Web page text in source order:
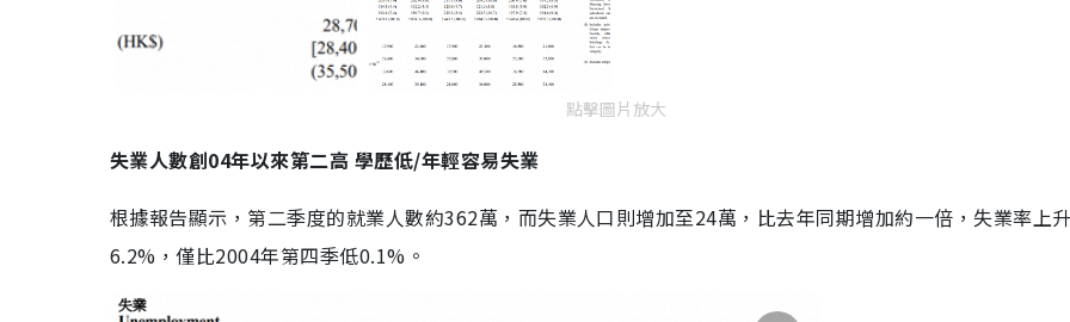
點擊圖片放大
失業人數創04年以來第二高 學歷低/年輕容易失業
根據報告顯示，第二季度的就業人數約362萬，而失業人口則增加至24萬，比去年同期增加約一倍，失業率上
6.2%，僅比2004年第四季低0.1%。